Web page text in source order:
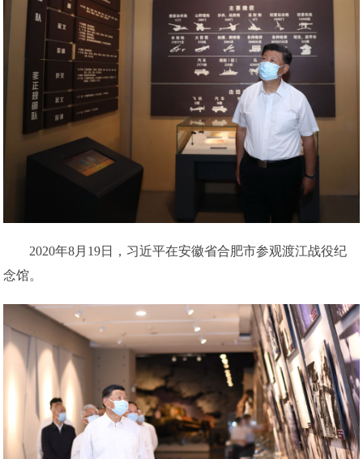
2020年8月19日，习近平在安徽省合肥市参观渡江战役纪
念馆。